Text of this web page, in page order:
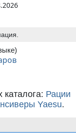
каталога: Рации
Yaesu.